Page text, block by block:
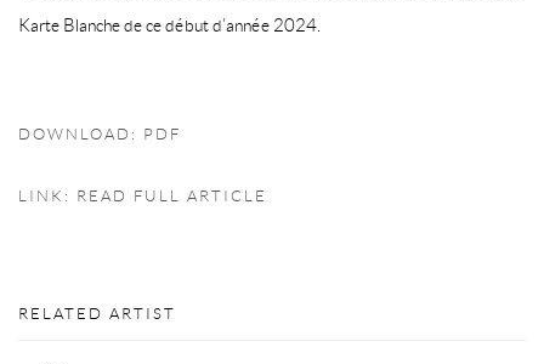
Karte Blanche de ce début d’année 2024.
DOWNLOAD: PDF
LINK: READ FULL ARTICLE
RELATED ARTIST